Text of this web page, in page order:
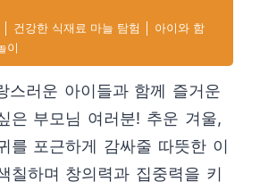
건강한 식재료 마늘 탐험 │ 아이와 함
이
스러운 아이들과 함께 즐거운
은 부모님 여러분! 추운 겨울,
를 포근하게 감싸줄 따뜻한 이
칠하며 창의력과 집중력을 키